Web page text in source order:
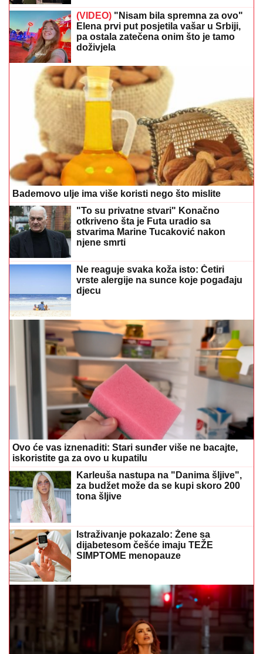
(VIDEO) "Nisam bila spremna za ovo"
Elena prvi put posjetila vašar u Srbiji,
pa ostala zatečena onim što je tamo
doživjela
Bademovo ulje ima više koristi nego što mislite
"To su privatne stvari" Konačno
otkriveno šta je Futa uradio sa
stvarima Marine Tucaković nakon
njene smrti
Ne reaguje svaka koža isto: Četiri
vrste alergije na sunce koje pogađaju
djecu
Ovo će vas iznenaditi: Stari sunđer više ne bacajte,
iskoristite ga za ovo u kupatilu
Karleuša nastupa na "Danima šljive",
za budžet može da se kupi skoro 200
tona šljive
Istraživanje pokazalo: Žene sa
dijabetesom češće imaju TEŽE
SIMPTOME menopauze